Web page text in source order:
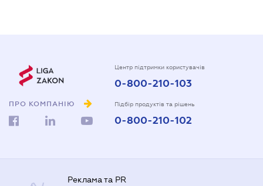
ПРО КОМПАНІЮ
Центр підтримки користувачів
0-800-210-103
Підбір продуктів та рішень
0-800-210-102
Реклама та PR